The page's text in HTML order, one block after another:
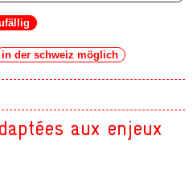
in der schweiz möglich
aux enjeux